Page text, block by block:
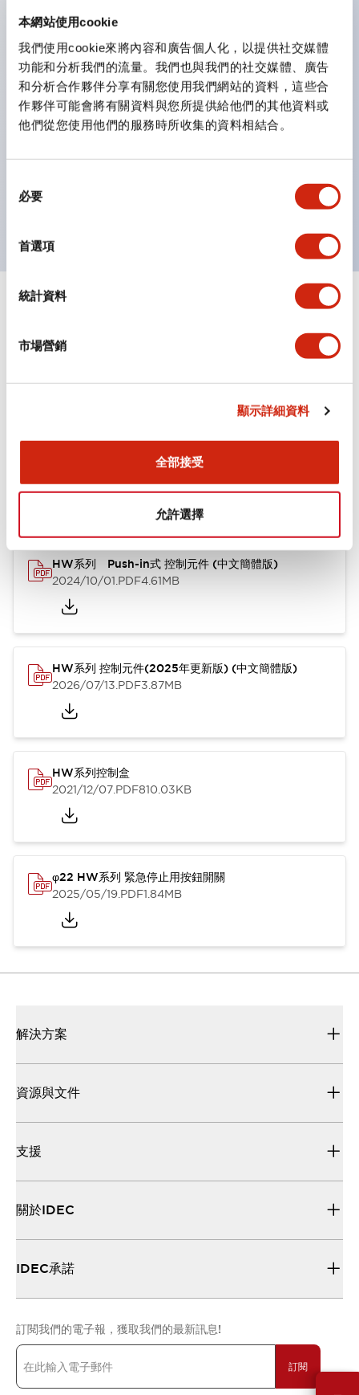
本網站使用cookie
我們使用cookie來將內容和廣告個人化，以提供社交媒體
功能和分析我們的流量。我們也與我們的社交媒體、廣告
和分析合作夥伴分享有關您使用我們網站的資料，這些合
作夥伴可能會將有關資料與您所提供給他們的其他資料或
他們從您使用他們的服務時所收集的資料相結合。
必要
首選項
統計資料
市場營銷
顯示詳細資料
全部接受
允許選擇
三種功能集結於一顆開關。
完整支援全球各地需求的多種電壓規格。
一顆 LED 燈泡即可呈現六種顏色（LSRD 燈泡）。以往
需分色管理的 LED 燈泡，如今可用單一顆燈泡呈現多種
顏色。
示燈的亮燈/熄燈狀態，以及點燈時的顏色識別。
符合 ISO 3864-4 安全色規範：在危險或緊急狀況下，
顯示全部+
功能規格
文件和檔案
型錄和宣傳手冊
HW系列 Push-in式 控制元件 (中文簡體版)
2024/10/01.PDF4.61MB
HW系列 控制元件(2025年更新版) (中文簡體版)
2026/07/13.PDF3.87MB
HW系列控制盒
2021/12/07.PDF810.03KB
φ22 HW系列 緊急停止用按鈕開關
2025/05/19.PDF1.84MB
解決方案
資源與文件
支援
關於IDEC
IDEC承諾
訂閱我們的電子報，獲取我們的最新訊息!
訂閱